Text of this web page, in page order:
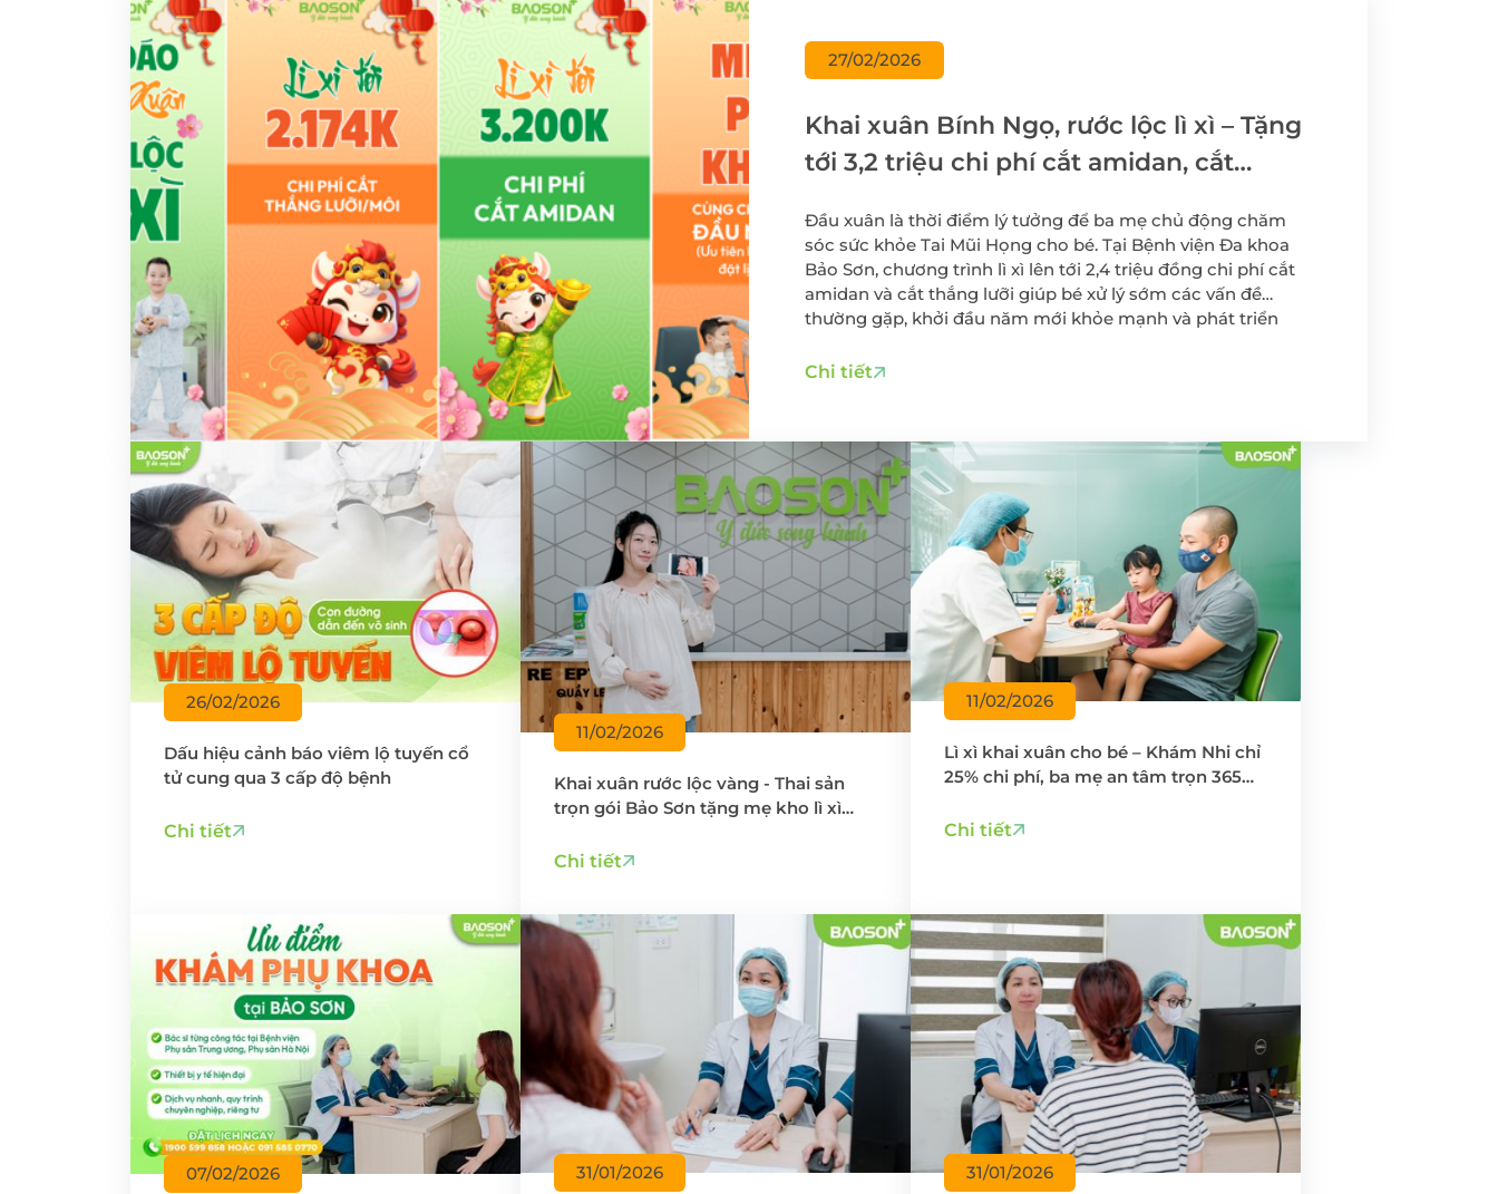
Khám sức khỏe theo
công ty
Khám sức khỏe xuất
khẩu lao động
Khám tiền mãn kinh,
mãn kinh
thoát vị bẹn
Phẫu thuật Ung thư đại
trực tràng
Cấy que tránh thai
Tiêm chủng cho trẻ em
và người lớn
dinh dưỡng
Điều trị hiếm muộn -
Hỗ trợ sinh sản
Tầm soát ung thư vú
27/02/2026
Khai xuân Bính Ngọ, rước lộc lì xì – Tặng
tới 3,2 triệu chi phí cắt amidan, cắt
Đầu xuân là thời điểm lý tưởng để ba mẹ chủ động chăm
sóc sức khỏe Tai Mũi Họng cho bé. Tại Bệnh viện Đa khoa
Bảo Sơn, chương trình lì xì lên tới 2,4 triệu đồng chi phí cắt
amidan và cắt thắng lưỡi giúp bé xử lý sớm các vấn đề
thường gặp, khởi đầu năm mới khỏe mạnh và phát triển
Chi tiết
26/02/2026
Dấu hiệu cảnh báo viêm lộ tuyến cổ
tử cung qua 3 cấp độ bệnh
Chi tiết
11/02/2026
Khai xuân rước lộc vàng - Thai sản
trọn gói Bảo Sơn tặng mẹ kho lì xì
Chi tiết
11/02/2026
Lì xì khai xuân cho bé – Khám Nhi chỉ
25% chi phí, ba mẹ an tâm trọn 365
Chi tiết
07/02/2026 31/01/2026 31/01/2026